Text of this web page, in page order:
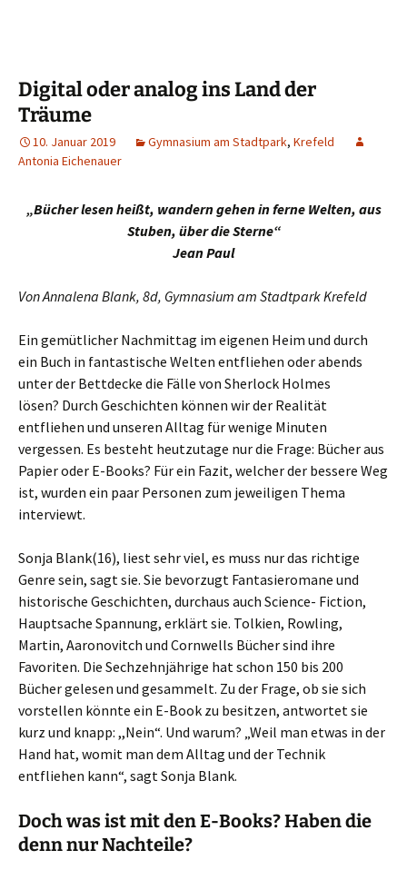
Digital oder analog ins Land der
Träume
10. Januar 2019 Gymnasium am Stadtpark, Krefeld
Antonia Eichenauer
„Bücher lesen heißt, wandern gehen in ferne Welten, aus
Stuben, über die Sterne“
Jean Paul
Von Annalena Blank, 8d, Gymnasium am Stadtpark Krefeld
Ein gemütlicher Nachmittag im eigenen Heim und durch
ein Buch in fantastische Welten entfliehen oder abends
unter der Bettdecke die Fälle von Sherlock Holmes
lösen? Durch Geschichten können wir der Realität
entfliehen und unseren Alltag für wenige Minuten
vergessen. Es besteht heutzutage nur die Frage: Bücher aus
Papier oder E-Books? Für ein Fazit, welcher der bessere Weg
ist, wurden ein paar Personen zum jeweiligen Thema
interviewt.
Sonja Blank(16), liest sehr viel, es muss nur das richtige
Genre sein, sagt sie. Sie bevorzugt Fantasieromane und
historische Geschichten, durchaus auch Science- Fiction,
Hauptsache Spannung, erklärt sie. Tolkien, Rowling,
Martin, Aaronovitch und Cornwells Bücher sind ihre
Favoriten. Die Sechzehnjährige hat schon 150 bis 200
Bücher gelesen und gesammelt. Zu der Frage, ob sie sich
vorstellen könnte ein E-Book zu besitzen, antwortet sie
kurz und knapp: ,,Nein“. Und warum? „Weil man etwas in der
Hand hat, womit man dem Alltag und der Technik
entfliehen kann“, sagt Sonja Blank.
Doch was ist mit den E-Books? Haben die
denn nur Nachteile?